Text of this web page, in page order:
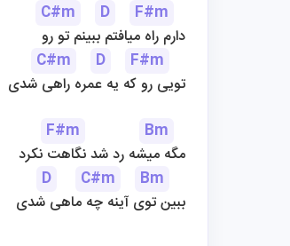
C#m
D
F#m
دارم راه میافتم ببینم تو رو
C#m
D
F#m
تویی رو که یه عمره راهی شدی
F#m
Bm
مگه میشه رد شد نگاهت نکرد
D C#m
Bm
ببین توی آینه چه ماهی شدی